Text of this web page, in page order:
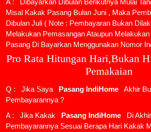
A : Dibayarkan Dibulan Berikutnya Mulai
Misal Kakak Pasang Bulan Juni , Maka
Dibulan Juli ( Note : Pembayaran Bukan
Melakukan Pemasangan Ataupun
Pasang Di Bayarkan Menggunakan Nomor
Pro Rata Hitungan Hari,Bukan
Pemakaian
Q : Jika Saya Pasang IndiHome
Akhir
Pembayarannya ?
A : Jika Kakak
Pasang IndiHome
Di
Pembayarannya Sesuai Berapa Hari Kakak